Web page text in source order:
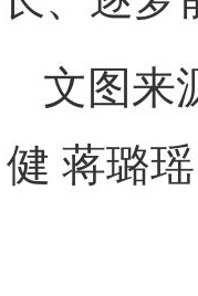
文图来
健 蒋璐